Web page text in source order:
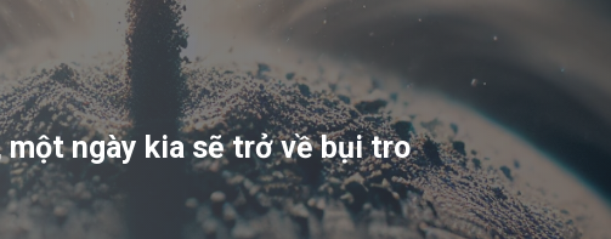
một ngày kia sẽ trở về bụi tro